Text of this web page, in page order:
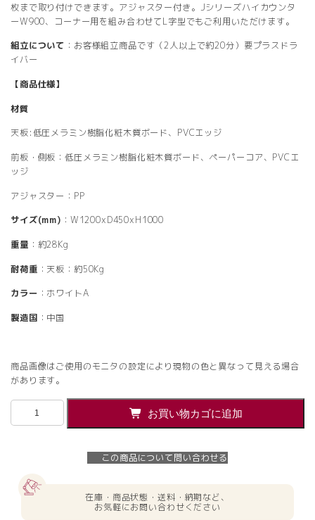
枚まで取り付けできます。アジャスター付き。Jシリーズハイカウンタ
ーW900、コーナー用を組み合わせてL字型でもご利用いただけます。
組立について ：お客様組立商品です（2人以上で約20分）要プラスドラ
イバー
【商品仕様】
材質
天板:低圧メラミン樹脂化粧木質ボード、PVCエッジ
前板・側板：低圧メラミン樹脂化粧木質ボード、ペーパーコア、PVCエ
ッジ
アジャスター：PP
サイズ(mm) ：W1200xD450xH1000
重量 ：約28Kg
耐荷重 ：天板：約50Kg
カラー ：ホワイトA
製造国 ：中国
商品画像はご使用のモニタの設定により現物の色と異なって見える場合
があります。
【法
お買い物カゴに追加
この商品について問い合わせる
在庫・商品状態・送料・納期など、
お気軽にお問い合わせください